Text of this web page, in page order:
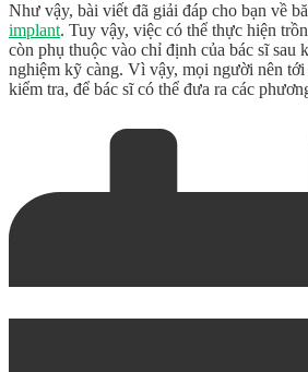
Như vậy, bài viết đã giải đáp cho bạn về
implant. Tuy vậy, việc có thể thực hiện
còn phụ thuộc vào chỉ định của bác sĩ sau
nghiệm kỹ càng. Vì vậy, mọi người nên
kiểm tra, để bác sĩ có thể đưa ra các